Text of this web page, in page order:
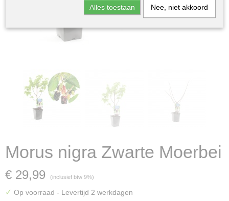
Morus nigra Zwarte Moerbei
€ 29,99 (inclusief btw 9%)
✓ Op voorraad - Levertijd 2 werkdagen
Alles toestaan Nee, niet akkoord